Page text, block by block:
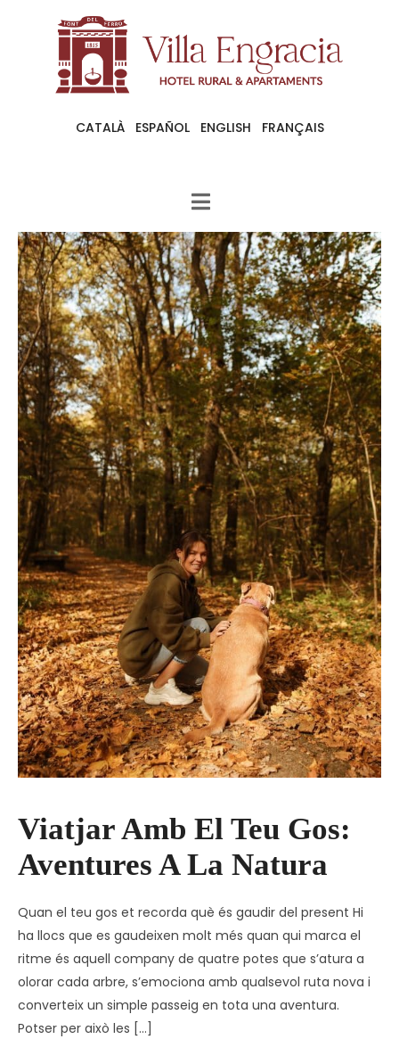
CATALÀ ESPAÑOL ENGLISH FRANÇAIS
Viatjar Amb El Teu Gos:
Aventures A La Natura
Quan el teu gos et recorda què és gaudir del present Hi
ha llocs que es gaudeixen molt més quan qui marca el
ritme és aquell company de quatre potes que s’atura a
olorar cada arbre, s’emociona amb qualsevol ruta nova i
converteix un simple passeig en tota una aventura.
Potser per això les […]